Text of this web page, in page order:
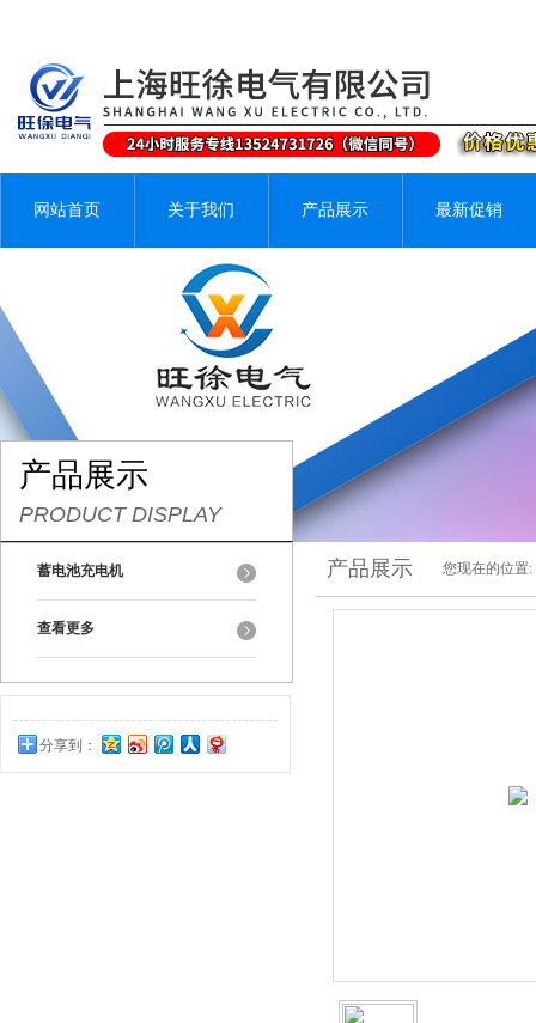
网站首页 关于我们 产品展示 最新促销
产品展示
PRODUCT DISPLAY
蓄电池充电机
查看更多
分享到：
产品展示 您现在的位置: